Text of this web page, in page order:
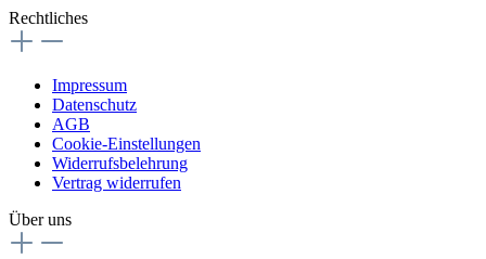
Rechtliches
Impressum
Datenschutz
AGB
Cookie-Einstellungen
Widerrufsbelehrung
Vertrag widerrufen
Über uns